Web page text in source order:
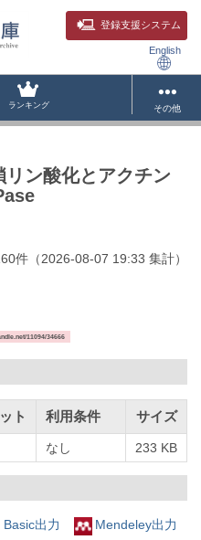
登録支援システム
English
ランキング その他
ン酸化とアクチン
件 （2026-08-07 19:33 集計）
11094/34666
ト 利用条件 サイズ
なし 233 KB
出力 Mendeley出力